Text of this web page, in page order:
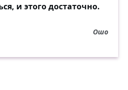
и этого достаточно.
Ошо